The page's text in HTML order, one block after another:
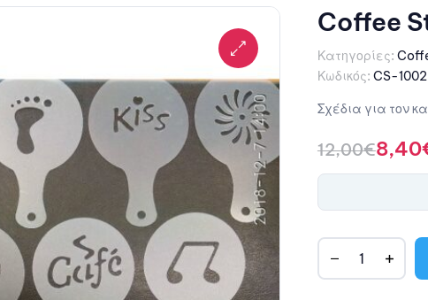
Coffee
Κατηγορίες:
Κωδικός: CS-
Σχέδια για τον
12,00€8,40